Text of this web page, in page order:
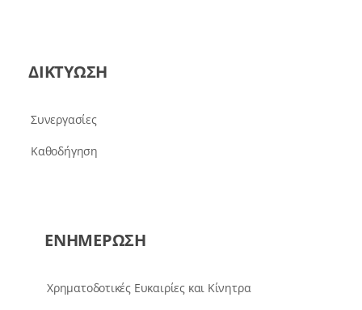
ΔΙΚΤΥΩΣΗ
Συνεργασίες
Καθοδήγηση
ΕΝΗΜΕΡΩΣΗ
Χρηματοδοτικές Ευκαιρίες και Κίνητρα